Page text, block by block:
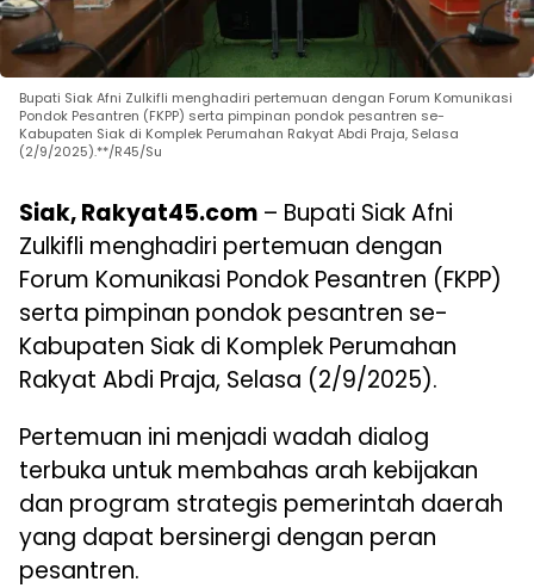
Bupati Siak Afni Zulkifli menghadiri pertemuan dengan Forum Komunikasi
Pondok Pesantren (FKPP) serta pimpinan pondok pesantren se-
Kabupaten Siak di Komplek Perumahan Rakyat Abdi Praja, Selasa
(2/9/2025).**/R45/Su
Siak, Rakyat45.com – Bupati Siak Afni
Zulkifli menghadiri pertemuan dengan
Forum Komunikasi Pondok Pesantren (FKPP)
serta pimpinan pondok pesantren se-
Kabupaten Siak di Komplek Perumahan
Rakyat Abdi Praja, Selasa (2/9/2025).
Pertemuan ini menjadi wadah dialog
terbuka untuk membahas arah kebijakan
dan program strategis pemerintah daerah
yang dapat bersinergi dengan peran
pesantren.